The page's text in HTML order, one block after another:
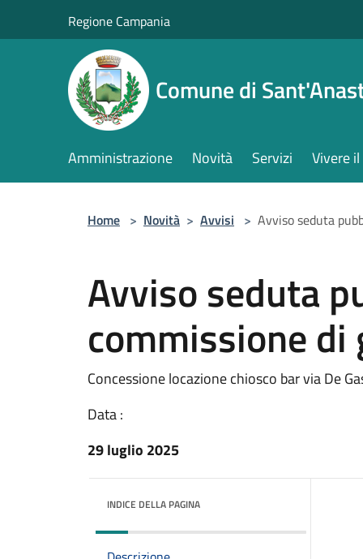
Regione Campania
Comune di
Amministrazione Novità Servizi Vivere
Home > Novità > Avvisi > Avviso seduta
Avviso seduta
commissione di
Concessione locazione chiosco bar via De
Data :
29 luglio 2025
INDICE DELLA PAGINA